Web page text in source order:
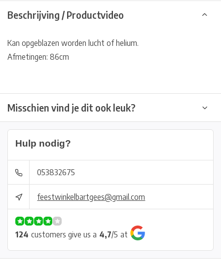
Beschrijving / Productvideo
Kan opgeblazen worden lucht of helium.
Afmetingen: 86cm
Misschien vind je dit ook leuk?
Hulp nodig?
053832675
feestwinkelbartgees@gmail.com
124 customers give us a 4,7/5 at